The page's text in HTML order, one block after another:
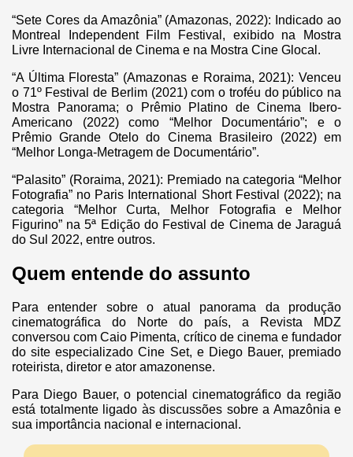
“Sete Cores da Amazônia” (Amazonas, 2022): Indicado ao
Montreal Independent Film Festival, exibido na Mostra
Livre Internacional de Cinema e na Mostra Cine Glocal.
“A Última Floresta” (Amazonas e Roraima, 2021): Venceu
o 71º Festival de Berlim (2021) com o troféu do público na
Mostra Panorama; o Prêmio Platino de Cinema Ibero-
Americano (2022) como “Melhor Documentário”; e o
Prêmio Grande Otelo do Cinema Brasileiro (2022) em
“Melhor Longa-Metragem de Documentário”.
“Palasito” (Roraima, 2021): Premiado na categoria “Melhor
Fotografia” no Paris International Short Festival (2022); na
categoria “Melhor Curta, Melhor Fotografia e Melhor
Figurino” na 5ª Edição do Festival de Cinema de Jaraguá
do Sul 2022, entre outros.
Quem entende do assunto
Para entender sobre o atual panorama da produção
cinematográfica do Norte do país, a Revista MDZ
conversou com Caio Pimenta, crítico de cinema e fundador
do site especializado Cine Set, e Diego Bauer, premiado
roteirista, diretor e ator amazonense.
Para Diego Bauer, o potencial cinematográfico da região
está totalmente ligado às discussões sobre a Amazônia e
sua importância nacional e internacional.